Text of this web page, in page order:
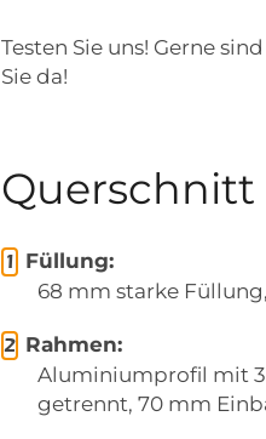
Testen Sie uns! Gerne
Sie da!
Querschnitt
Füllung:
68 mm starke
Rahmen:
Aluminiumprofil mit
getrennt, 70 mm